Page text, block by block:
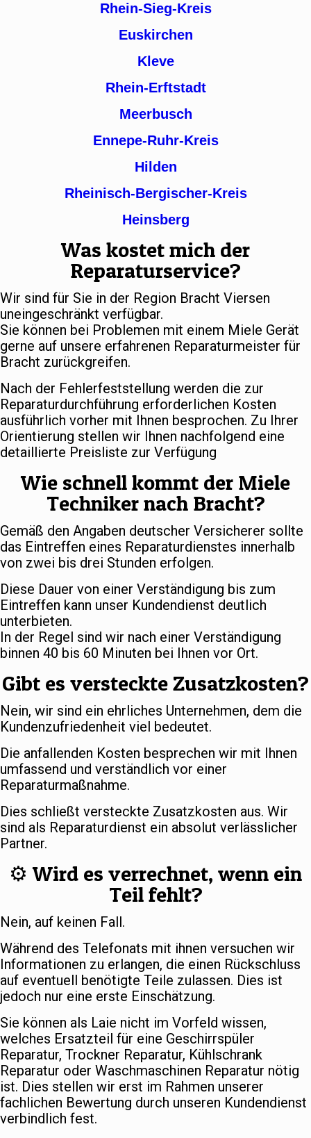
Rhein-Sieg-Kreis
Euskirchen
Kleve
Rhein-Erftstadt
Meerbusch
Ennepe-Ruhr-Kreis
Hilden
Rheinisch-Bergischer-Kreis
Heinsberg
Was kostet mich der
Reparaturservice?
Wir sind für Sie in der Region Bracht Viersen
uneingeschränkt verfügbar.
Sie können bei Problemen mit einem Miele Gerät
gerne auf unsere erfahrenen Reparaturmeister für
Bracht zurückgreifen.
Nach der Fehlerfeststellung werden die zur
Reparaturdurchführung erforderlichen Kosten
ausführlich vorher mit Ihnen besprochen. Zu Ihrer
Orientierung stellen wir Ihnen nachfolgend eine
detaillierte Preisliste zur Verfügung
Wie schnell kommt der Miele
Techniker nach Bracht?
Gemäß den Angaben deutscher Versicherer sollte
das Eintreffen eines Reparaturdienstes innerhalb
von zwei bis drei Stunden erfolgen.
Diese Dauer von einer Verständigung bis zum
Eintreffen kann unser Kundendienst deutlich
unterbieten.
In der Regel sind wir nach einer Verständigung
binnen 40 bis 60 Minuten bei Ihnen vor Ort.
Gibt es versteckte Zusatzkosten?
Nein, wir sind ein ehrliches Unternehmen, dem die
Kundenzufriedenheit viel bedeutet.
Die anfallenden Kosten besprechen wir mit Ihnen
umfassend und verständlich vor einer
Reparaturmaßnahme.
Dies schließt versteckte Zusatzkosten aus. Wir
sind als Reparaturdienst ein absolut verlässlicher
Partner.
⚙️ Wird es verrechnet, wenn ein
Teil fehlt?
Nein, auf keinen Fall.
Während des Telefonats mit ihnen versuchen wir
Informationen zu erlangen, die einen Rückschluss
auf eventuell benötigte Teile zulassen. Dies ist
jedoch nur eine erste Einschätzung.
Sie können als Laie nicht im Vorfeld wissen,
welches Ersatzteil für eine Geschirrspüler
Reparatur, Trockner Reparatur, Kühlschrank
Reparatur oder Waschmaschinen Reparatur nötig
ist. Dies stellen wir erst im Rahmen unserer
fachlichen Bewertung durch unseren Kundendienst
verbindlich fest.